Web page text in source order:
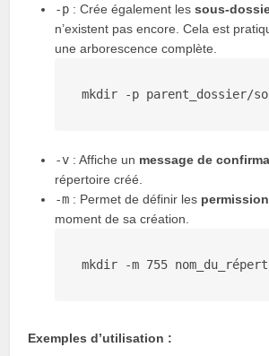
-p : Crée également lessous-
n’existent pas encore. Cela est
une arborescence complète.
mkdir -p
-v : Affiche un message de
répertoire créé.
-m : Permet de définir les
moment de sa création.
mkdir -m 755
Exemples d’utilisation :